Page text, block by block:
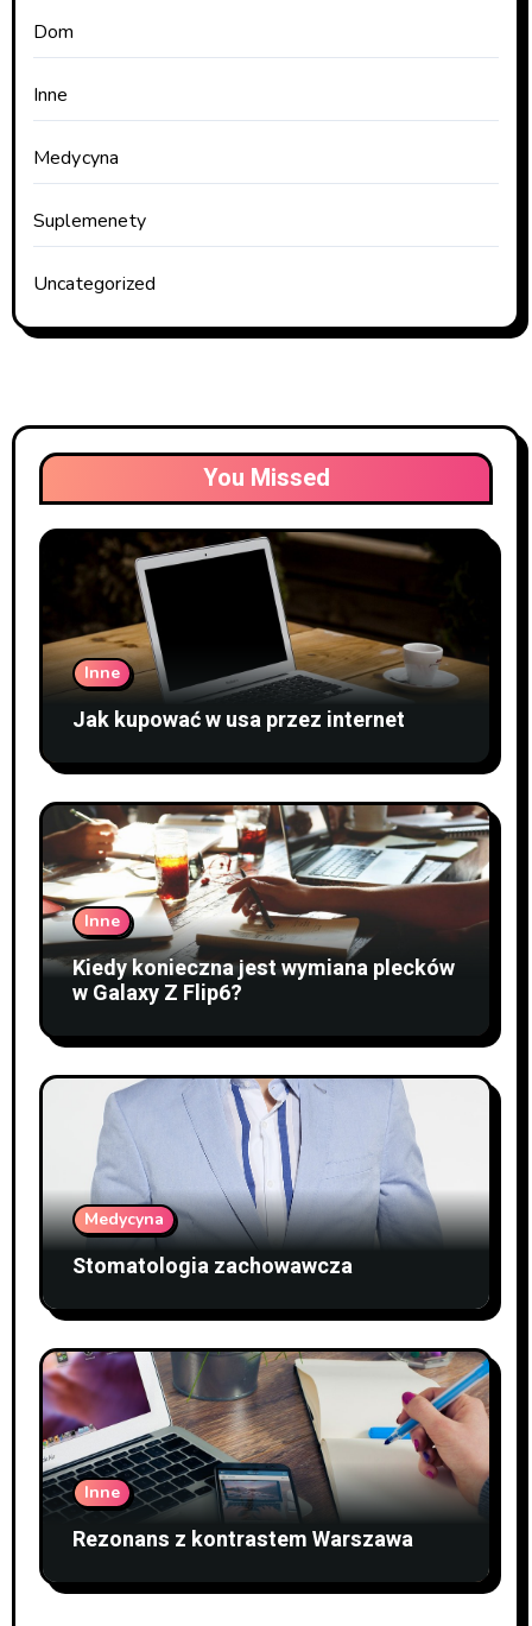
Dom
Inne
Medycyna
Suplemenety
Uncategorized
You Missed
Inne
Jak kupować w usa przez internet
Inne
Kiedy konieczna jest wymiana plecków
w Galaxy Z Flip6?
Medycyna
Stomatologia zachowawcza
Inne
Rezonans z kontrastem Warszawa